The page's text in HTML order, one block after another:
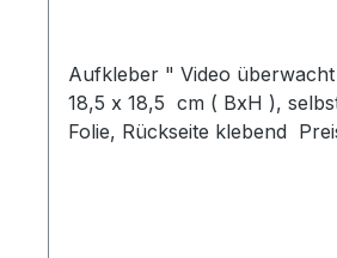
Aufkleber " Video
18,5 x 18,5 cm ( BxH ),
Folie, Rückseite klebend